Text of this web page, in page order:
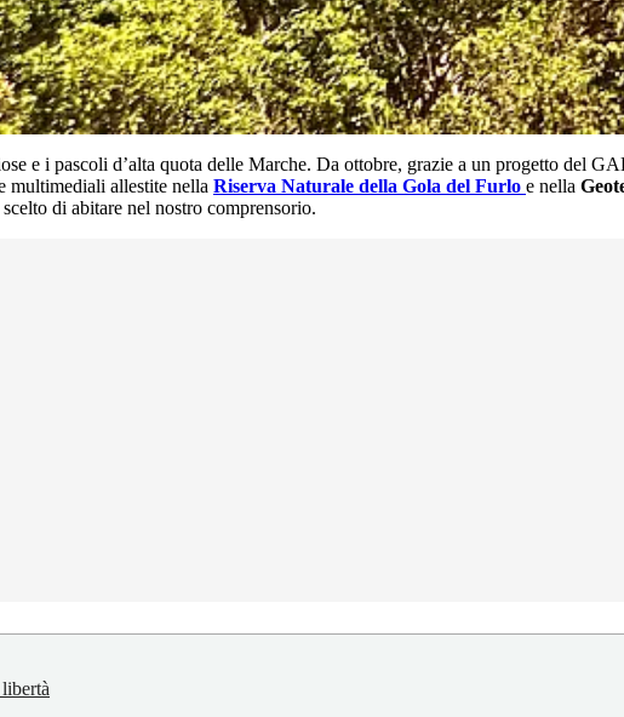
e i pascoli d’alta quota delle Marche. Da ottobre, grazie a un progetto del
multimediali allestite nella Riserva Naturale della Gola del Furlo e nella
di abitare nel nostro comprensorio.